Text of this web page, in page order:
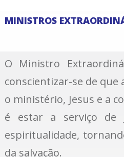
MINISTROS
O Ministro
conscientizar-se de
o ministério, Jesus e a
é estar a serviço de
espiritualidade,
da salvação.